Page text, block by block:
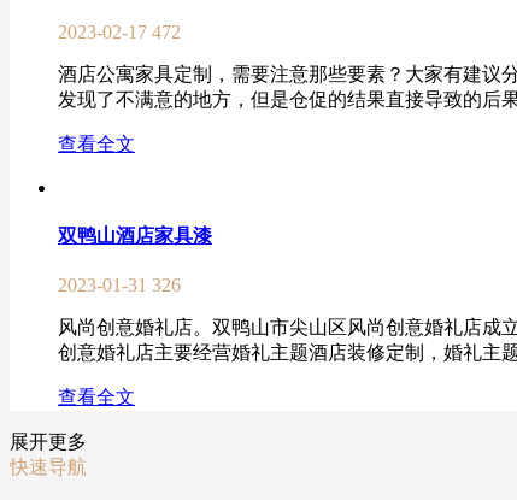
2023-02-17 472
酒店公寓家具定制，需要注意那些要素？大家有建议
发现了不满意的地方，但是仓促的结果直接导致的后
查看全文
双鸭山酒店家具漆
2023-01-31 326
风尚创意婚礼店。双鸭山市尖山区风尚创意婚礼店成
创意婚礼店主要经营婚礼主题酒店装修定制，婚礼主
查看全文
展开更多
快速导航